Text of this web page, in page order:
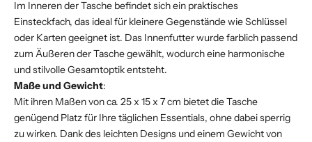
Im Inneren der Tasche befindet sich ein praktisches
Einsteckfach, das ideal für kleinere Gegenstände wie Schlüssel
oder Karten geeignet ist. Das Innenfutter wurde farblich passend
zum Äußeren der Tasche gewählt, wodurch eine harmonische
und stilvolle Gesamtoptik entsteht.
Maße und Gewicht:
Mit ihren Maßen von ca. 25 x 15 x 7 cm bietet die Tasche
genügend Platz für Ihre täglichen Essentials, ohne dabei sperrig
zu wirken. Dank des leichten Designs und einem Gewicht von